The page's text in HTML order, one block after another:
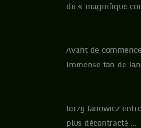
du « magnifique
Avant de
immense fan de
Jerzy Janowicz
plus décontracté ...